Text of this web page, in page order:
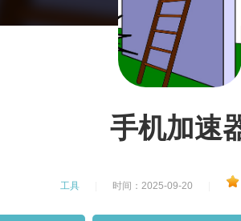
手机加速
工具 时间：2025-09-20